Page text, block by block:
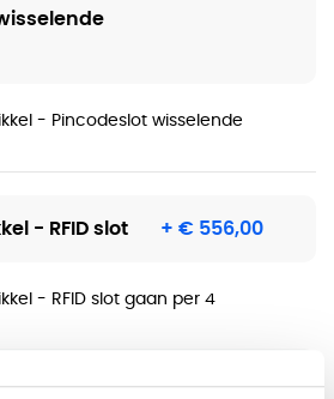
- Pincodeslot wisselende
- RFID slot + € 556,00
- RFID slot gaan per 4